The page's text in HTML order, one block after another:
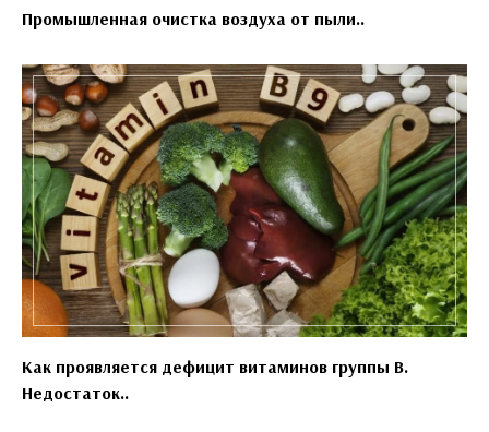
Промышленная очистка воздуха от пыли..
Как проявляется дефицит витаминов группы B.
Недостаток..